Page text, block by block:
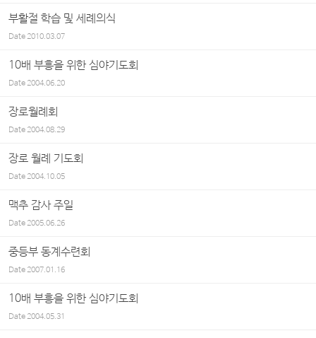
부활절 학습 및 세례의식
Date2010.03.07
10배 부흥을 위한 심야기도회
Date2004.06.20
장로월례회
Date2004.08.29
장로 월례 기도회
Date2004.10.05
맥추 감사 주일
Date2005.06.26
중등부 동계수련회
Date2007.01.16
10배 부흥을 위한 심야기도회
Date2004.05.31